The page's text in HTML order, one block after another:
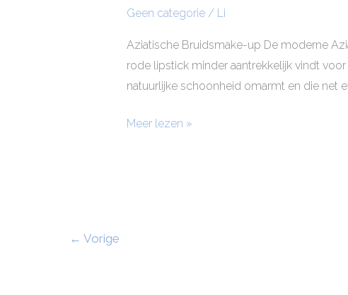
Geen categorie/ Li
Aziatische Bruidsmake-up De moderne
rode lipstick minder aantrekkelijk vindt
natuurlijke schoonheid omarmt en die net
up
Meer lezen »
← Vorige